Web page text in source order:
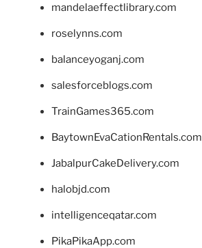
mandelaeffectlibrary.com
roselynns.com
balanceyoganj.com
salesforceblogs.com
TrainGames365.com
BaytownEvaCationRentals.com
JabalpurCakeDelivery.com
halobjd.com
intelligenceqatar.com
PikaPikaApp.com